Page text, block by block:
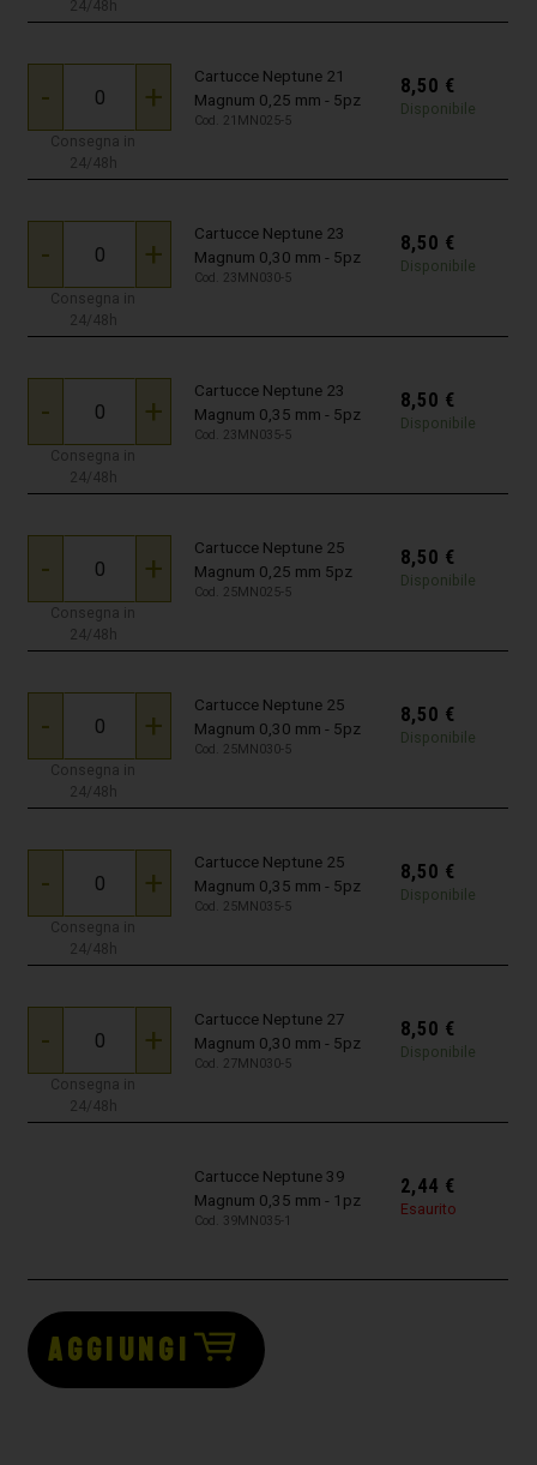
24/48h
- +
Consegna in
24/48h
Cartucce Neptune 21
Magnum 0,25 mm - 5pz
Cod. 21MN025-5
8,50 €
Disponibile
- +
Consegna in
24/48h
Cartucce Neptune 23
Magnum 0,30 mm - 5pz
Cod. 23MN030-5
8,50 €
Disponibile
- +
Consegna in
24/48h
Cartucce Neptune 23
Magnum 0,35 mm - 5pz
Cod. 23MN035-5
8,50 €
Disponibile
- +
Consegna in
24/48h
Cartucce Neptune 25
Magnum 0,25 mm 5pz
Cod. 25MN025-5
8,50 €
Disponibile
- +
Consegna in
24/48h
Cartucce Neptune 25
Magnum 0,30 mm - 5pz
Cod. 25MN030-5
8,50 €
Disponibile
- +
Consegna in
24/48h
Cartucce Neptune 25
Magnum 0,35 mm - 5pz
Cod. 25MN035-5
8,50 €
Disponibile
- +
Consegna in
24/48h
Cartucce Neptune 27
Magnum 0,30 mm - 5pz
Cod. 27MN030-5
8,50 €
Disponibile
Cartucce Neptune 39
Magnum 0,35 mm - 1pz
Cod. 39MN035-1
2,44 €
Esaurito
AGGIUNGI